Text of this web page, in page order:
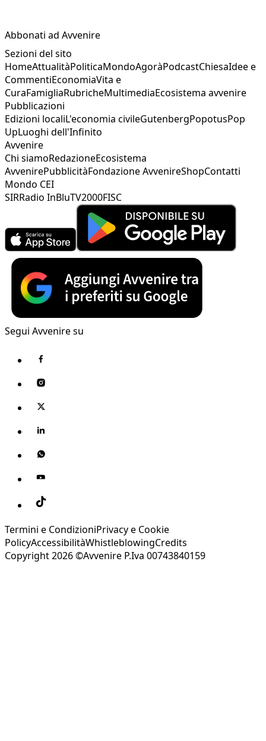
Abbonati ad Avvenire
Sezioni del sito
HomeAttualitàPoliticaMondoAgoràPodcastChiesaIdee e
CommentiEconomiaVita e
CuraFamigliaRubricheMultimediaEcosistema avvenire
Pubblicazioni
Edizioni localiL'economia civileGutenbergPopotusPop
UpLuoghi dell'Infinito
Avvenire
Chi siamoRedazioneEcosistema
AvvenirePubblicitàFondazione AvvenireShopContatti
Mondo CEI
SIRRadio InBluTV2000FISC
Segui Avvenire su
Termini e CondizioniPrivacy e Cookie
PolicyAccessibilitàWhistleblowingCredits
Copyright 2026 ©Avvenire P.Iva 00743840159